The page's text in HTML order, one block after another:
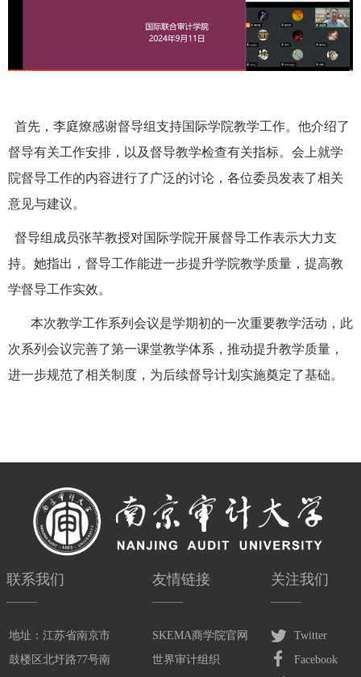
首先，李庭燎感谢督导组支持国际学院教学工作。他介绍了
督导有关工作安排，以及督导教学检查有关指标。会上就学
院督导工作的内容进行了广泛的讨论，各位委员发表了相关
意见与建议。
督导组成员张芊教授对国际学院开展督导工作表示大力支
持。她指出，督导工作能进一步提升学院教学质量，提高教
学督导工作实效。
本次教学工作系列会议是学期初的一次重要教学活动，此
次系列会议完善了第一课堂教学体系，推动提升教学质量，
进一步规范了相关制度，为后续督导计划实施奠定了基础。
联系我们
地址：江苏省南京市
鼓楼区北圩路77号南
友情链接
SKEMA商学院官网
世界审计组织
关注我们
Twitter
Facebook